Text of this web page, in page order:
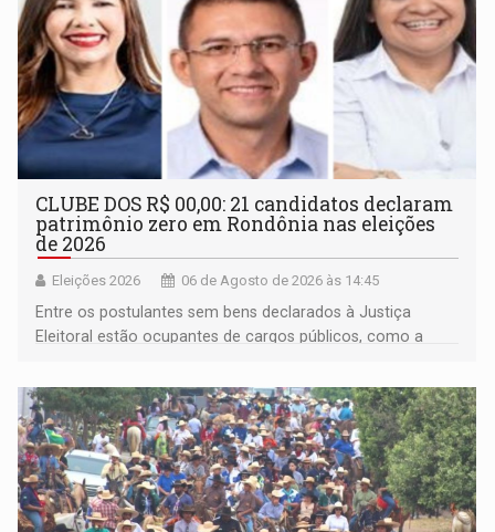
CLUBE DOS R$ 00,00: 21 candidatos declaram
patrimônio zero em Rondônia nas eleições
de 2026
Eleições 2026 06 de Agosto de 2026 às 14:45
Entre os postulantes sem bens declarados à Justiça
Eleitoral estão ocupantes de cargos públicos, como a
Pedro Geovar (PP) e a vice-prefeita Magna dos Anjos
(NOVO)